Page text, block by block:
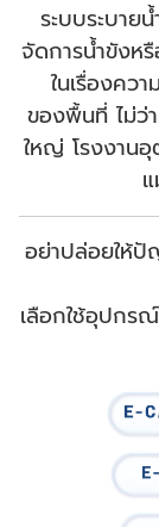
ระบบระบาย
จัดการน้ำขังห
ในเรื่องคว
ของพื้นที่ ไม่ว่
ใหญ่ โรงงาน
อย่าปล่อยให้ปั
เลือกใช้อุปกร